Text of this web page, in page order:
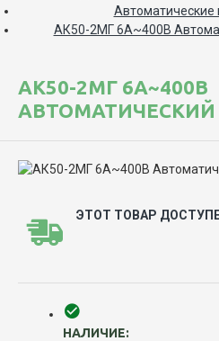
Автоматические
АК50-2МГ 6А~400В
АК50-2МГ 6А~400В
ЭТОТ ТОВАР
НАЛИЧИЕ: